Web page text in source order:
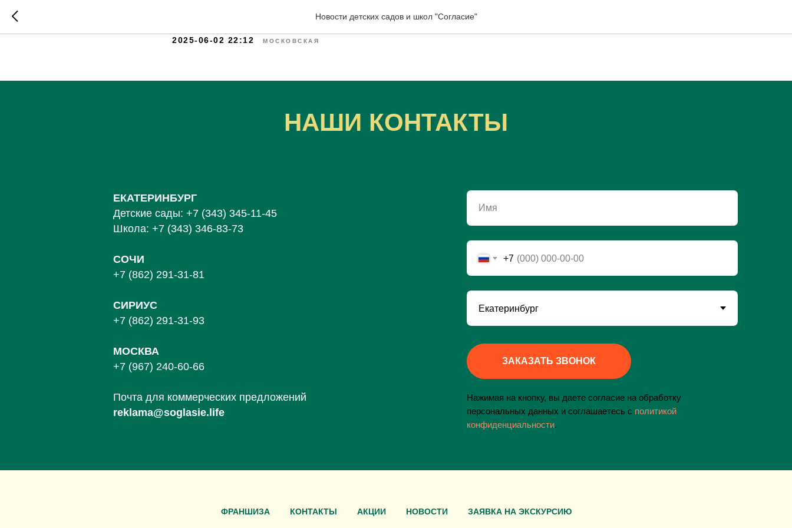
Новости детских садов и школ "Согласие"
2025-06-02 22:12 МОСКОВСКАЯ
НАШИ КОНТАКТЫ
ЕКАТЕРИНБУРГ
Детские сады: +7 (343) 345-11-45
Школа: +7 (343) 346-83-73
СОЧИ
+7 (862) 291-31-81
СИРИУС
+7 (862) 291-31-93
МОСКВА
+7 (967) 240-60-66
Почта для коммерческих предложений
reklama@soglasie.life
Имя
+7
ЗАКАЗАТЬ ЗВОНОК
Нажимая на кнопку, вы даете согласие на обработку
персональных данных и соглашаетесь c политикой
конфиденциальности.
ФРАНШИЗА КОНТАКТЫ АКЦИИ НОВОСТИ ЗАЯВКА НА ЭКСКУРСИЮ